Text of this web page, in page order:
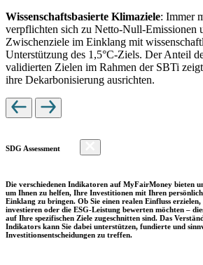
Wissenschaftsbasierte Klimaziele: Immer
verpflichten sich zu Netto-Null-Emissionen
Zwischenziele im Einklang mit
Unterstützung des 1,5°C-Ziels. Der Anteil
validierten Zielen im Rahmen der SBTi
ihre Dekarbonisierung ausrichten.
SDG Assessment
Die verschiedenen Indikatoren auf MyFairMoney bieten
um Ihnen zu helfen, Ihre Investitionen mit Ihren
Einklang zu bringen. Ob Sie einen realen Einfluss
investieren oder die ESG-Leistung bewerten möchten –
auf Ihre spezifischen Ziele zugeschnitten sind. Das
Indikators kann Sie dabei unterstützen, fundierte und
Investitionsentscheidungen zu treffen.